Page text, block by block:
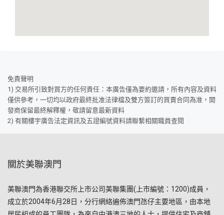
免責聲明
1) 交易所引致對買方的任何責任：本廣告僅為要約邀請，所有內容及資料
僅供參考，一切均以政府最終批准法律檔及雙方簽訂的買賣合同為准，開
發商保留最終解釋權，敬請留意最新資料
2) 有關樓宇廣告法定資訊及五證編號資料請聯繫相關職員查閱
關於美聯澳門
美聯澳門為香港聯交所上市公司美聯集團(上市編號：1200)成員，
成立於2004年6月28日，分行網絡遍佈澳門氹仔主要地區，由本地